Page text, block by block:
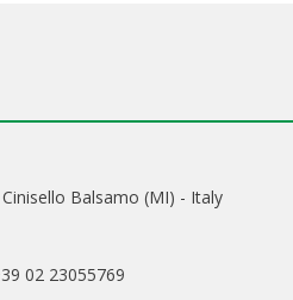
Balsamo (MI) - Italy
02 23055769